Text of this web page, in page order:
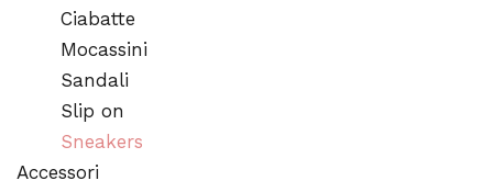
Ciabatte
Mocassini
Sandali
Slip on
Sneakers
Accessori